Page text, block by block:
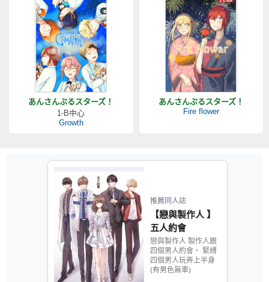
あんさんぶるスターズ！
1-B中心
Growth
あんさんぶるスターズ！
Fire flower
推薦同人誌
【戀與製作人 】
五人約會
戀與製作人 製作人跟
四個男人約會， 緊縛
四個男人玩弄上半身
(有男色無車)